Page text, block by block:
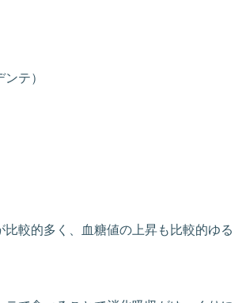
テ）
比較的多く、血糖値の上昇も比較的ゆる